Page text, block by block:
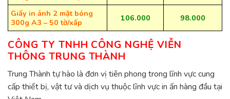
Giấy in ảnh 2 mặt bóng
300g A3 – 50 tờ/xấp
106.000 98.000
CÔNG TY TNHH CÔNG NGHỆ VIỄN
THÔNG TRUNG THÀNH
Trung Thành tự hào là đơn vị tiên phong trong lĩnh vực cung
cấp thiết bị, vật tư và dịch vụ thuộc lĩnh vực in ấn hàng đầu tại